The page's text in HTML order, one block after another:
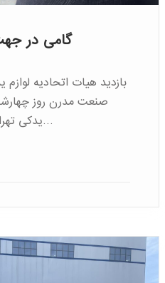
گامی در جهت تقویت همکاری‌ها
بازدید هیات اتحادیه
صنعت مدرن روز
یدکی تهران به سرپرستی سید احمد…